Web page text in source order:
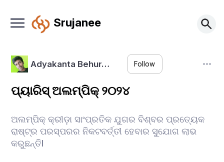
Srujanee
Adyakanta Behur… Follow
ପ୍ୟାରିସ୍ ଅଲମ୍ପିକ୍ ୨୦୨୪
ଅଲମ୍ପିକ୍ କ୍ରୀଡ଼ା ସାଂପ୍ରତିକ ଯୁଗର ବିଶ୍ବର ପ୍ରତ୍ୟେକ
ରାଷ୍ଟ୍ର ପରସ୍ପରର ନିକଟବର୍ତ୍ତୀ ହେବାର ସୁଯୋଗ ଲାଭ
କରୁଛନ୍ତିl